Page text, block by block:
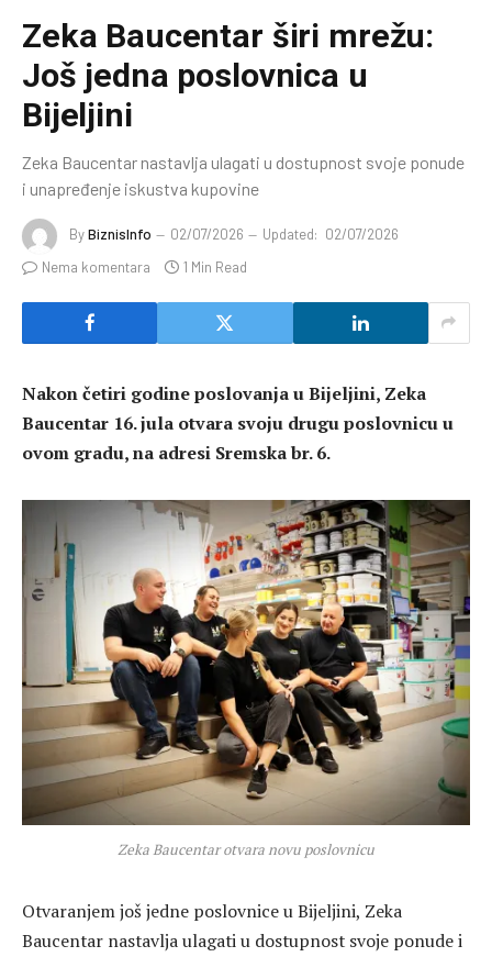
Zeka Baucentar širi mrežu:
Još jedna poslovnica u
Bijeljini
Zeka Baucentar nastavlja ulagati u dostupnost svoje ponude
i unapređenje iskustva kupovine
ByBiznisInfo 02/07/2026 Updated: 02/07/2026
Nema komentara
1 Min Read
Nakon četiri godine poslovanja u Bijeljini, Zeka
Baucentar 16. jula otvara svoju drugu poslovnicu u
ovom gradu, na adresi Sremska br. 6.
Zeka Baucentar otvara novu poslovnicu
Otvaranjem još jedne poslovnice u Bijeljini, Zeka
Baucentar nastavlja ulagati u dostupnost svoje ponude i